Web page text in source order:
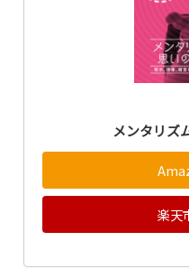
メンタリズ
楽天